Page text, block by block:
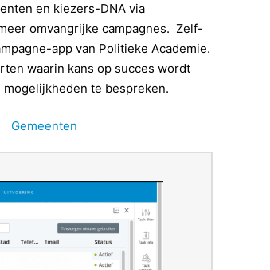
X
X
en kiezers-DNA via
omvangrijke campagnes. Zelf-
app van Politieke Academie.
waarin kans op succes wordt
te bespreken.
Gemeenten